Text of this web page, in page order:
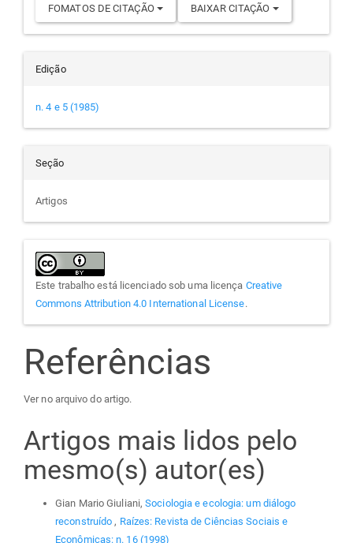
FOMATOS DE CITAÇÃO BAIXAR CITAÇÃO
Edição
n. 4 e 5 (1985)
Seção
Artigos
Este trabalho está licenciado sob uma licença Creative
Commons Attribution 4.0 International License.
Referências
Ver no arquivo do artigo.
Artigos mais lidos pelo
mesmo(s) autor(es)
Gian Mario Giuliani,Sociologia e ecologia: um diálogo
reconstruído , Raízes: Revista de Ciências Sociais e
Econômicas: n. 16 (1998)